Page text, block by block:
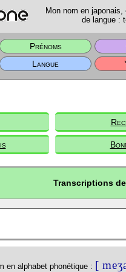
Mon nom en
de langue :
Prénoms
Langue
Transcriptions
en alphabet phonétique : [